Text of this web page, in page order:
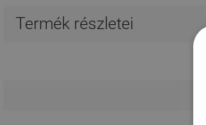
Termék részletei